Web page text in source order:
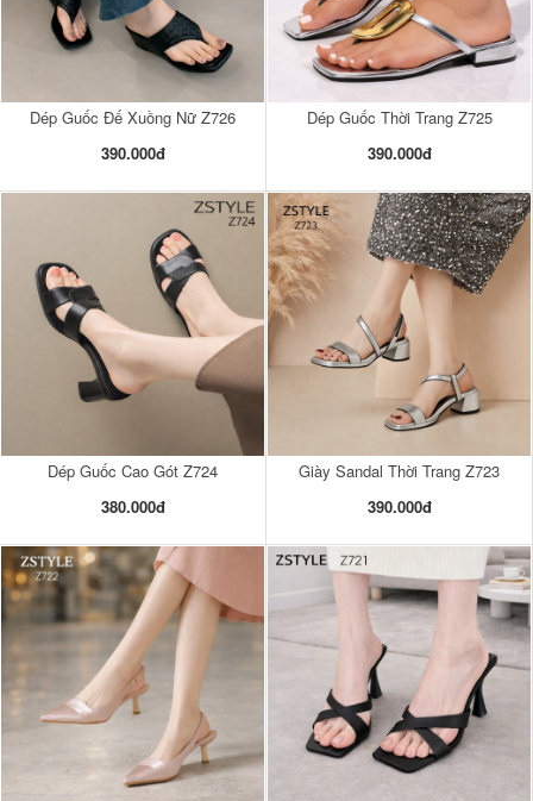
Dép Guốc Đế Xuồng Nữ Z726
390.000đ
Dép Guốc Thời Trang Z725
390.000đ
Dép Guốc Cao Gót Z724
380.000đ
Giày Sandal Thời Trang Z723
390.000đ